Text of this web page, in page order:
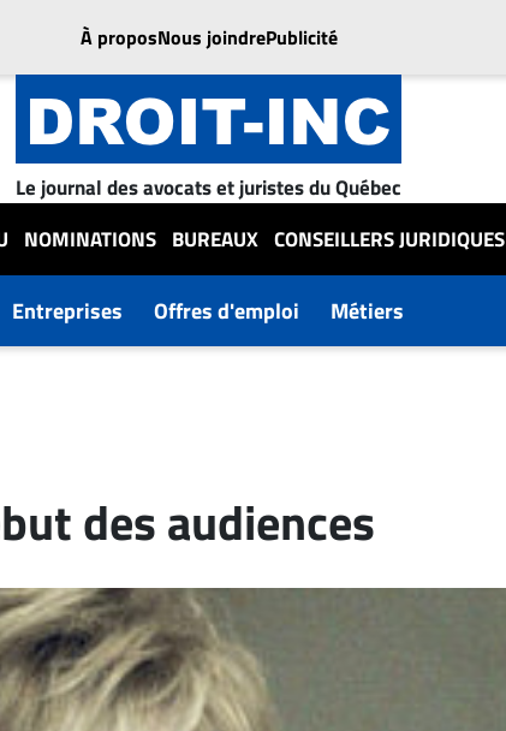
À proposNous joindrePublicité
Le journal des avocats et juristes du Québec
NOMINATIONS BUREAUX CONSEILLERS JURIDIQUES
Entreprises Offres d'emploi Métiers
des audiences